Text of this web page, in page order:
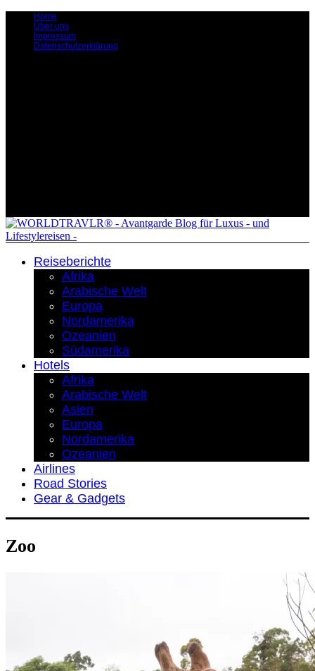
Home
Über uns
Impressum
Datenschutzerklärung
Reiseberichte
Afrika
Arabische Welt
Europa
Nordamerika
Ozeanien
Südamerika
Hotels
Afrika
Arabische Welt
Asien
Europa
Nordamerika
Ozeanien
Airlines
Road Stories
Gear & Gadgets
Zoo